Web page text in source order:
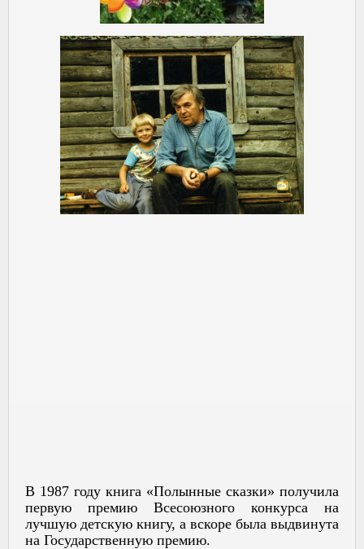
В 1987 году книга «Полынные сказки» получила
первую премию Всесоюзного конкурса на
лучшую детскую книгу, а вскоре была выдвинута
на Государственную премию.